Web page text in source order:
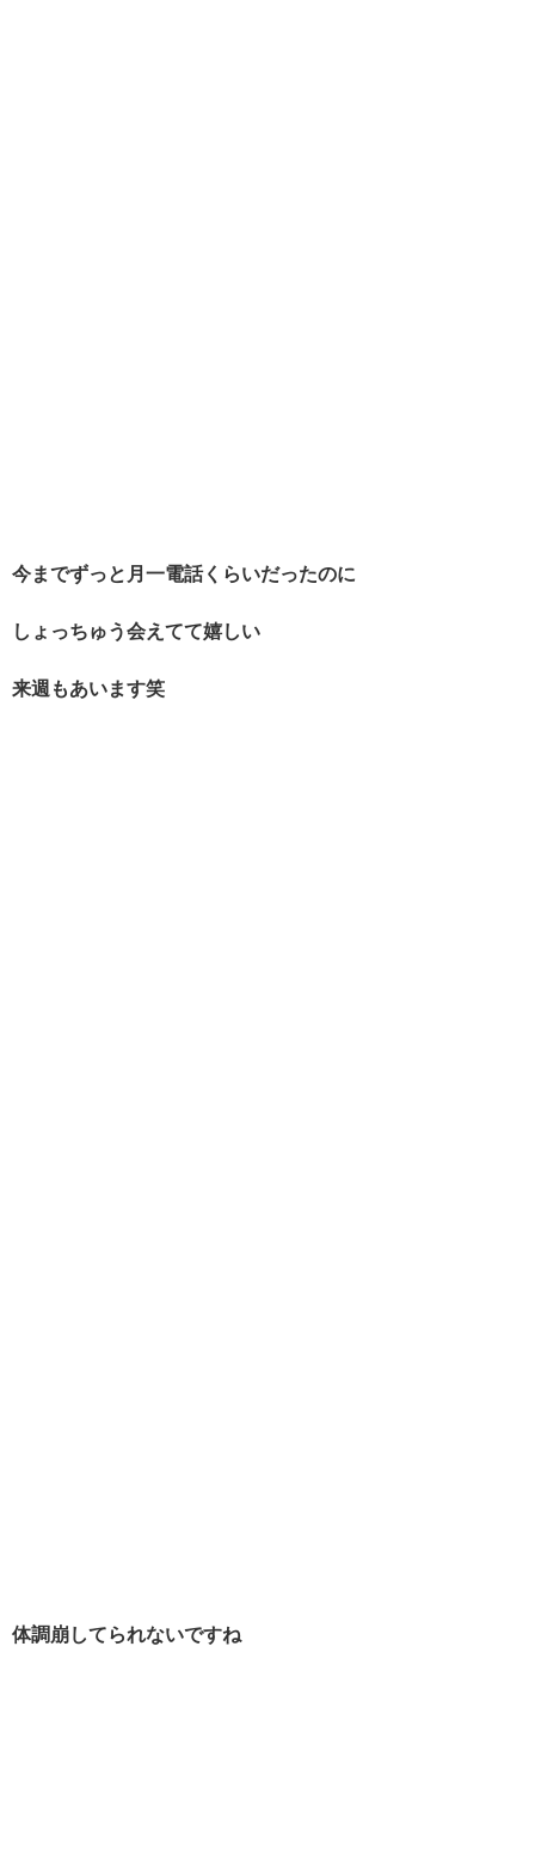
今までずっと月一電話くらいだったのに
しょっちゅう会えてて嬉しい
来週もあいます笑
体調崩してられないですね